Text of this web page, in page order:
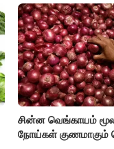
சின்ன வெங்காயம்
நோய்கள் குணமாகும்